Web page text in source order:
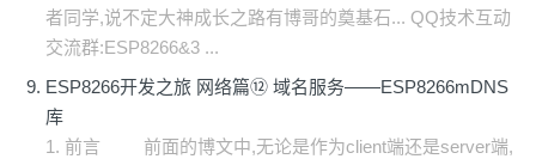
者同学,说不定大神成长之路有博哥的奠基石... QQ技术互动
交流群:ESP8266&3 ...
ESP8266开发之旅 网络篇⑫ 域名服务——ESP8266mDNS
库
1. 前言 前面的博文中,无论是作为client端还是server端,